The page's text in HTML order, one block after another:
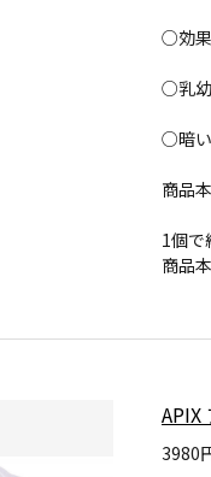
○効
○乳幼
○暗い
商品
1個で
商品
APIX
3980